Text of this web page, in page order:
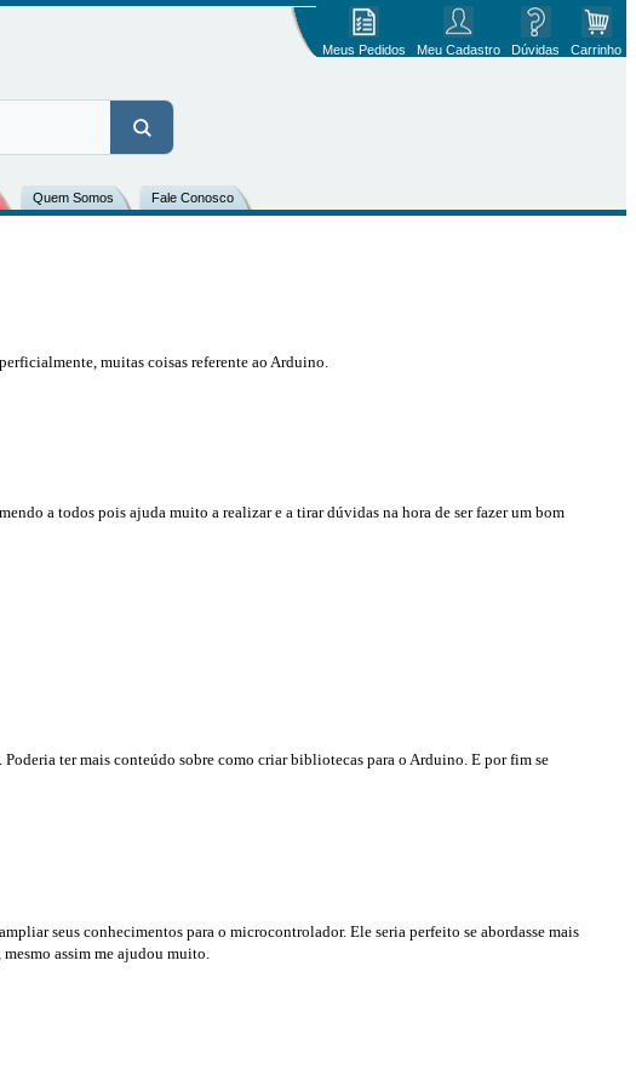
Meus Pedidos Meu Cadastro Dúvidas Carrinho
Quem Somos Fale Conosco
muitas coisas referente ao Arduino.
a todos pois ajuda muito a realizar e a tirar dúvidas na hora de ser fazer um bom
ter mais conteúdo sobre como criar bibliotecas para o Arduino. E por fim se
seus conhecimentos para o microcontrolador. Ele seria perfeito se abordasse mais
assim me ajudou muito.